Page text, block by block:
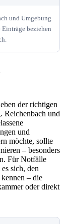
und Umgebung
beziehen
der richtigen
Reichenbach und
und
möchte, sollte
– besonders
Für Notfälle
sich, den
– die
oder direkt